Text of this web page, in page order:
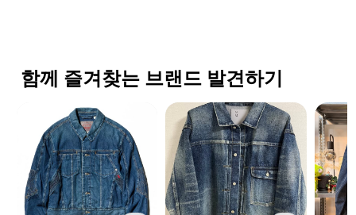
함께 즐겨찾는 브랜드 발견하기